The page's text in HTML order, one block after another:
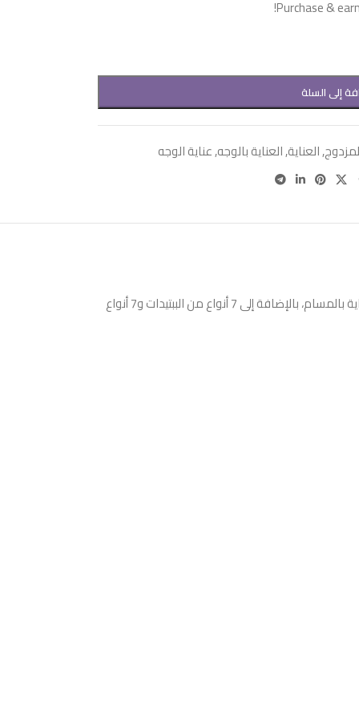
Purchase &
إلى السلة
,العناية,العناية بالوجه,عناية الوجه
غسول رغوي لطيف من ميدي بيل مصمم لتنظيف البشرة بعمق وإزالة الشوائب والزيوت الزائدة من المسام. يحتوي على مركب مكون من 9 مكونات للعناية بالمسام، بالإضافة إلى 7 أنواع من الببتيدات و7 أنواع